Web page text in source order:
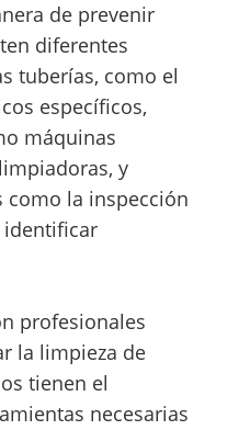
de prevenir
diferentes
tuberías, como el
específicos,
máquinas
y
como la inspección
identificar
profesionales
la limpieza de
tienen el
necesarias